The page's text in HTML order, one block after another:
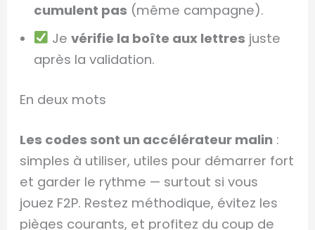
cumulent pas (même campagne).
Je vérifie la boîte aux lettres juste
après la validation.
En deux mots
Les codes sont un accélérateur malin :
simples à utiliser, utiles pour démarrer fort
et garder le rythme — surtout si vous
jouez F2P. Restez méthodique, évitez les
pièges courants, et profitez du coup de